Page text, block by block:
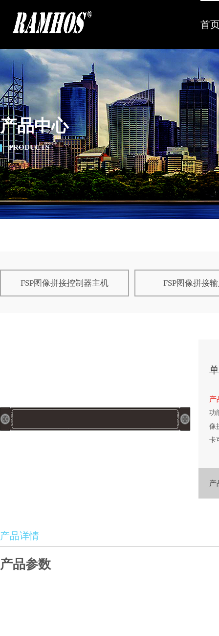
首
产品中心
PRODUCTS
FSP图像拼接控制器主机 FSP图像拼接
产
功
像
卡
辨
产
产品详情
产品参数